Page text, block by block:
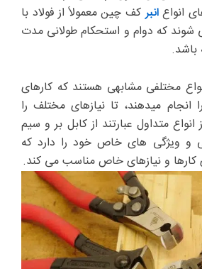
انواعانبرکف چین معمولاً از فولاد با
شوند که دوام و استحکام طولانی مدت
باشد.
مختلفی مشابهی هستند که کارهای
میدهند، تا نیازهای مختلف را
انواع متداول عبارتند از کابل بر و سیم
و ویژگی های خاص خود را دارد که
کارها و نیازهای خاص مناسب می کند.